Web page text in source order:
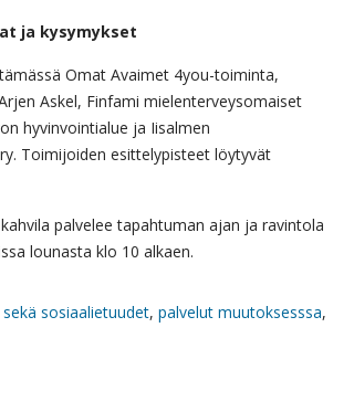
ja kysymykset
Omat Avaimet 4you-toiminta,
Askel, Finfami mielenterveysomaiset
hyvinvointialue ja Iisalmen
Toimijoiden esittelypisteet löytyvät
palvelee tapahtuman ajan ja ravintola
lounasta klo 10 alkaen.
sosiaalietuudet, palvelut muutoksesssa,